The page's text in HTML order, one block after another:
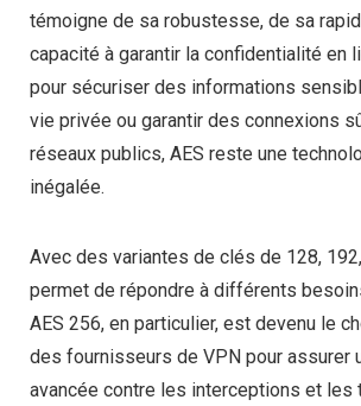
témoigne de sa robustesse, de sa
capacité à garantir la confidentialité en
pour sécuriser des informations
vie privée ou garantir des connexions
réseaux publics, AES reste une
inégalée.
Avec des variantes de clés de 128,
permet de répondre à différents
AES 256, en particulier, est devenu le
des fournisseurs de VPN pour assurer
avancée contre les interceptions et les